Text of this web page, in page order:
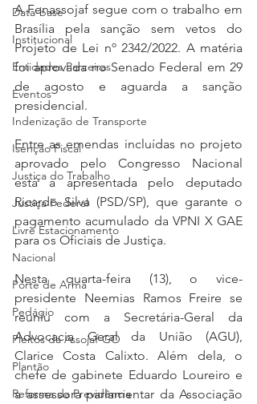
Data-base
Institucional
Entidades Parceiras
Eventos
Indenização de Transporte
Isenção Fiscal
Justiça do Trabalho
Justiça Federal
Livre Estacionamento
Nacional
Porte de Arma
Pedágio
Pleitos da Assojaf-GO
Plantão
Reforma da Previdência
A Fenassojaf segue com o trabalho em
Brasília pela sanção sem vetos do
Projeto de Lei nº 2342/2022. A matéria
foi aprovada no Senado Federal em 29
de agosto e aguarda a sanção
presidencial.
Entre as emendas incluídas no projeto
aprovado pelo Congresso Nacional
está a apresentada pelo deputado
Ricardo Silva (PSD/SP), que garante o
pagamento acumulado da VPNI X GAE
para os Oficiais de Justiça.
Nesta quarta-feira (13), o vice-
presidente Neemias Ramos Freire se
reuniu com a Secretária-Geral da
Advocacia Geral da União (AGU),
Clarice Costa Calixto. Além dela, o
chefe de gabinete Eduardo Loureiro e
a assessora parlamentar da Associação